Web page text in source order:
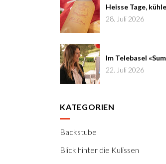
28. Juli 2026
22. Juli 2026
KATEGORIEN
Backstube
Blick hinter die Kulissen